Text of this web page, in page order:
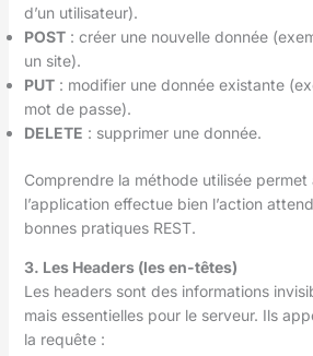
d’un utilisateur).
POST: créer une nouvelle donnée
un site).
PUT: modifier une donnée existante
mot de passe).
DELETE : supprimer une donnée.
Comprendre la méthode utilisée
l’application effectue bien l’action
bonnes pratiques REST.
3. Les Headers (les en-têtes)
Les headers sont des informations
mais essentielles pour le serveur. Ils
la requête :